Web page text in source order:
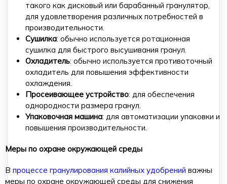
такого как дисковый или барабанный гранулятор,
для удовлетворения различных потребностей в
производительности.
Сушилка: обычно используется ротационная
сушилка для быстрого высушивания гранул.
Охладитель: обычно используется противоточный
охладитель для повышения эффективности
охлаждения.
Просеивающее устройство: для обеспечения
однородности размера гранул.
Упаковочная машина: для автоматизации упаковки и
повышения производительности.
Меры по охране окружающей среды
В процессе гранулирования калийных удобрений важны
меры по охране окружающей среды для снижения